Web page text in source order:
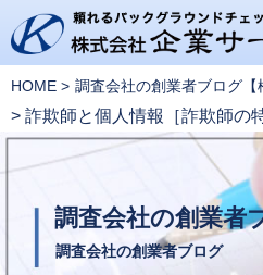
HOME 調査会社の創業者ブログ【
> 詐欺師と個人情報［詐欺師の
調査会社の創業者
調査会社の創業者ブログ